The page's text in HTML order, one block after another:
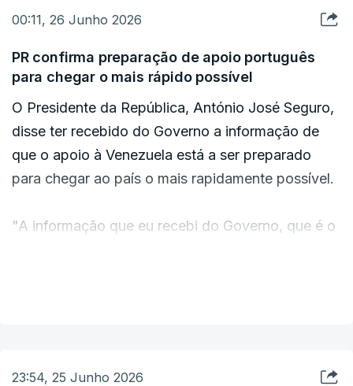
00:11, 26 Junho 2026
PR confirma preparação de apoio português
para chegar o mais rápido possível
O Presidente da República, António José Seguro,
disse ter recebido do Governo a informação de
que o apoio à Venezuela está a ser preparado
para chegar ao país o mais rapidamente possível.
"A informação que eu recebi do Governo, que é o
23:54, 25 Junho 2026